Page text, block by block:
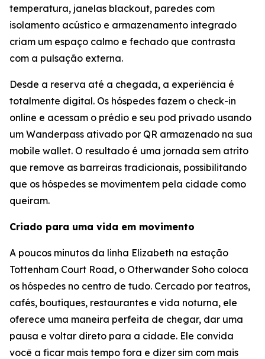
temperatura, janelas blackout, paredes com
isolamento acústico e armazenamento integrado
criam um espaço calmo e fechado que contrasta
com a pulsação externa.
Desde a reserva até a chegada, a experiência é
totalmente digital. Os hóspedes fazem o check-in
online e acessam o prédio e seu pod privado usando
um Wanderpass ativado por QR armazenado na sua
mobile wallet. O resultado é uma jornada sem atrito
que remove as barreiras tradicionais, possibilitando
que os hóspedes se movimentem pela cidade como
queiram.
Criado para uma vida em movimento
A poucos minutos da linha Elizabeth na estação
Tottenham Court Road, o Otherwander Soho coloca
os hóspedes no centro de tudo. Cercado por teatros,
cafés, boutiques, restaurantes e vida noturna, ele
oferece uma maneira perfeita de chegar, dar uma
pausa e voltar direto para a cidade. Ele convida
você a ficar mais tempo fora e dizer sim com mais